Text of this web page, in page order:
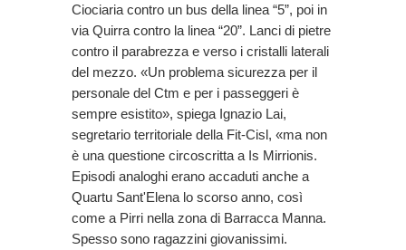
Ciociaria contro un bus della linea “5”, poi in
via Quirra contro la linea “20”. Lanci di pietre
contro il parabrezza e verso i cristalli laterali
del mezzo. «Un problema sicurezza per il
personale del Ctm e per i passeggeri è
sempre esistito», spiega Ignazio Lai,
segretario territoriale della Fit-Cisl, «ma non
è una questione circoscritta a Is Mirrionis.
Episodi analoghi erano accaduti anche a
Quartu Sant'Elena lo scorso anno, così
come a Pirri nella zona di Barracca Manna.
Spesso sono ragazzini giovanissimi.